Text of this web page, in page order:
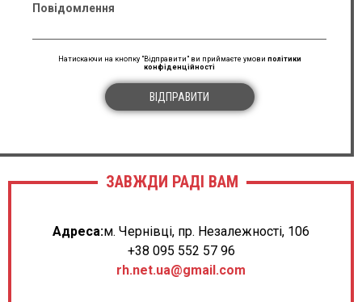
Повідомлення
Натискаючи на кнопку "Відправити" ви приймаєте умови політики
конфіденційності
ВІДПРАВИТИ
ЗАВЖДИ РАДІ ВАМ
Адреса:м. Чернівці, пр. Незалежності, 106
+38 095 552 57 96
rh.net.ua@gmail.com